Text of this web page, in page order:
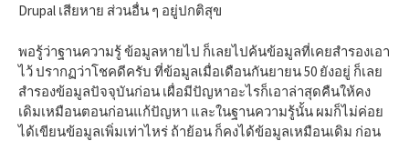
Drupal เสียหาย ส่วนอื่น ๆ อยู่ปกติสุข
พอรู้ว่าฐานความรู้ ข้อมูลหายไป ก็เลยไปค้นข้อมูลที่เคยสำรองเอา
ไว้ ปรากฏว่าโชคดีครับ ที่ข้อมูลเมื่อเดือนกันยายน 50 ยังอยู่ ก็เลย
สำรองข้อมูลปัจจุบันก่อน เผื่อมีปัญหาอะไรก็เอาล่าสุดคืนให้คง
เดิมเหมือนตอนก่อนแก้ปัญหา และในฐานความรู้นั้น ผมก็ไม่ค่อย
ได้เขียนข้อมูลเพิ่มเท่าไหร่ ถ้าย้อน ก็คงได้ข้อมูลเหมือนเดิม ก่อน